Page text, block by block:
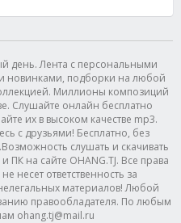
день. Лента с персональными
новинками, подборки на любой
Миллионы композиций
Слушайте онлайн бесплатно
их в высоком качестве mp3.
с друзьями! Бесплатно, без
слушать и скачивать
ПК на сайте OHANG.TJ. Все права
несет ответственность за
материалов! Любой
правообладателя. По любым
ohang.tj@mail.ru